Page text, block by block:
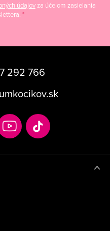
údajovza účelom zasielania
292 766